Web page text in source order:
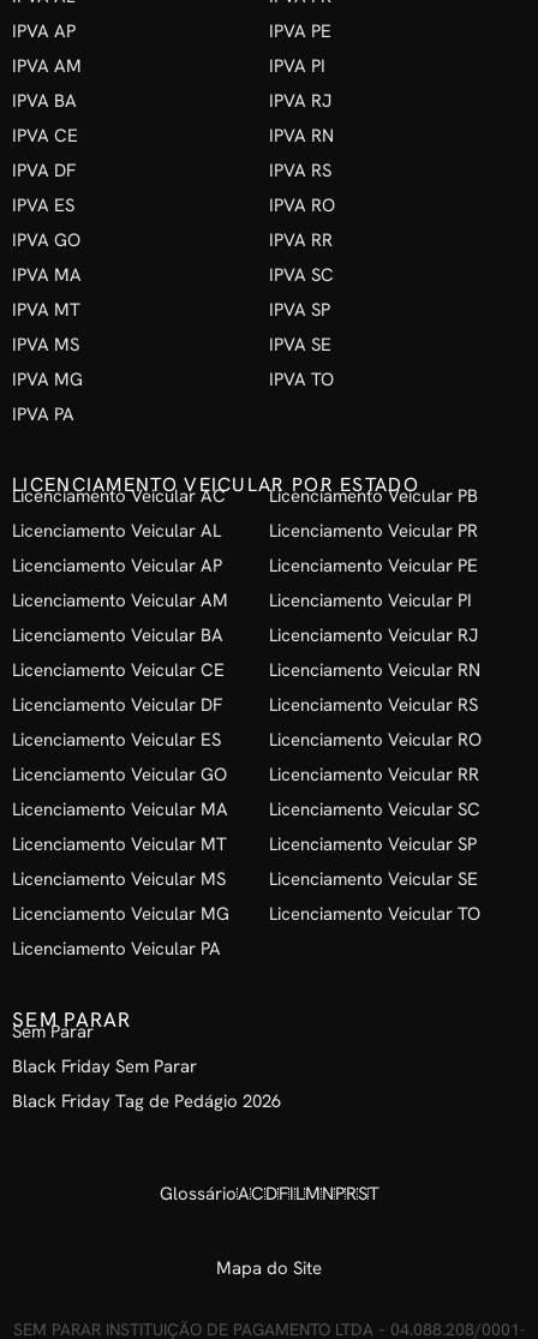
IPVA AP
IPVA AM
IPVA BA
IPVA CE
IPVA DF
IPVA ES
IPVA GO
IPVA MA
IPVA MT
IPVA MS
IPVA MG
IPVA PA
IPVA PE
IPVA PI
IPVA RJ
IPVA RN
IPVA RS
IPVA RO
IPVA RR
IPVA SC
IPVA SP
IPVA SE
IPVA TO
LICENCIAMENTO VEICULAR POR ESTADO
Licenciamento Veicular AC
Licenciamento Veicular AL
Licenciamento Veicular AP
Licenciamento Veicular AM
Licenciamento Veicular BA
Licenciamento Veicular CE
Licenciamento Veicular DF
Licenciamento Veicular ES
Licenciamento Veicular GO
Licenciamento Veicular MA
Licenciamento Veicular MT
Licenciamento Veicular MS
Licenciamento Veicular MG
Licenciamento Veicular PA
Licenciamento Veicular PB
Licenciamento Veicular PR
Licenciamento Veicular PE
Licenciamento Veicular PI
Licenciamento Veicular RJ
Licenciamento Veicular RN
Licenciamento Veicular RS
Licenciamento Veicular RO
Licenciamento Veicular RR
Licenciamento Veicular SC
Licenciamento Veicular SP
Licenciamento Veicular SE
Licenciamento Veicular TO
SEM PARAR
Sem Parar
Black Friday Sem Parar
Black Friday Tag de Pedágio 2026
GlossárioACDFILMNPRST
Mapa do Site
SEM PARAR INSTITUIÇÃO DE PAGAMENTO LTDA – 04.088.208/0001-